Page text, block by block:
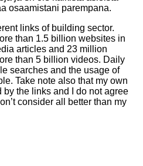
osaamistani parempana.
links of building sector.
than 1.5 billion websites in
articles and 23 million
than 5 billion videos. Daily
searches and the usage of
Take note also that my own
the links and I do not agree
consider all better than my